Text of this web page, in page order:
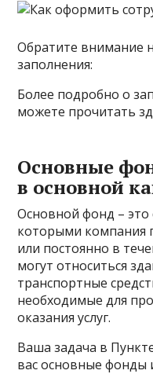
Обратите внимание
заполнения:
Более подробно о
можете прочитать
Основные
в основной
Основной фонд – это
которыми компания
или постоянно в
могут относиться
транспортные
необходимые для
оказания услуг.
Ваша задача в
вас основные фонды